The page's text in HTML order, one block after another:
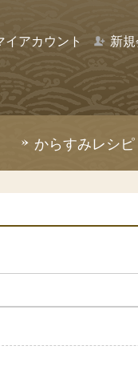
イアカウント 新
からすみレシピ